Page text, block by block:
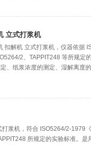
立式打浆机
扣解机 立式打浆机，仪器依据
2、TAPPIT248 等所规定
、纸浆浓度的测定、湿解离度
打浆机，符合 ISO5264/2-1979
所规定的实验标准。